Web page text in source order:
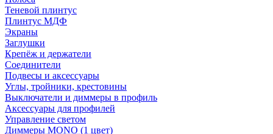
Теневой плинтус
Плинтус МДФ
Экраны
Заглушки
Крепёж и держатели
Соединители
Подвесы и аксессуары
Углы, тройники, крестовины
Выключатели и диммеры в профиль
Аксессуары для профилей
Управление светом
Диммеры MONO (1 цвет)